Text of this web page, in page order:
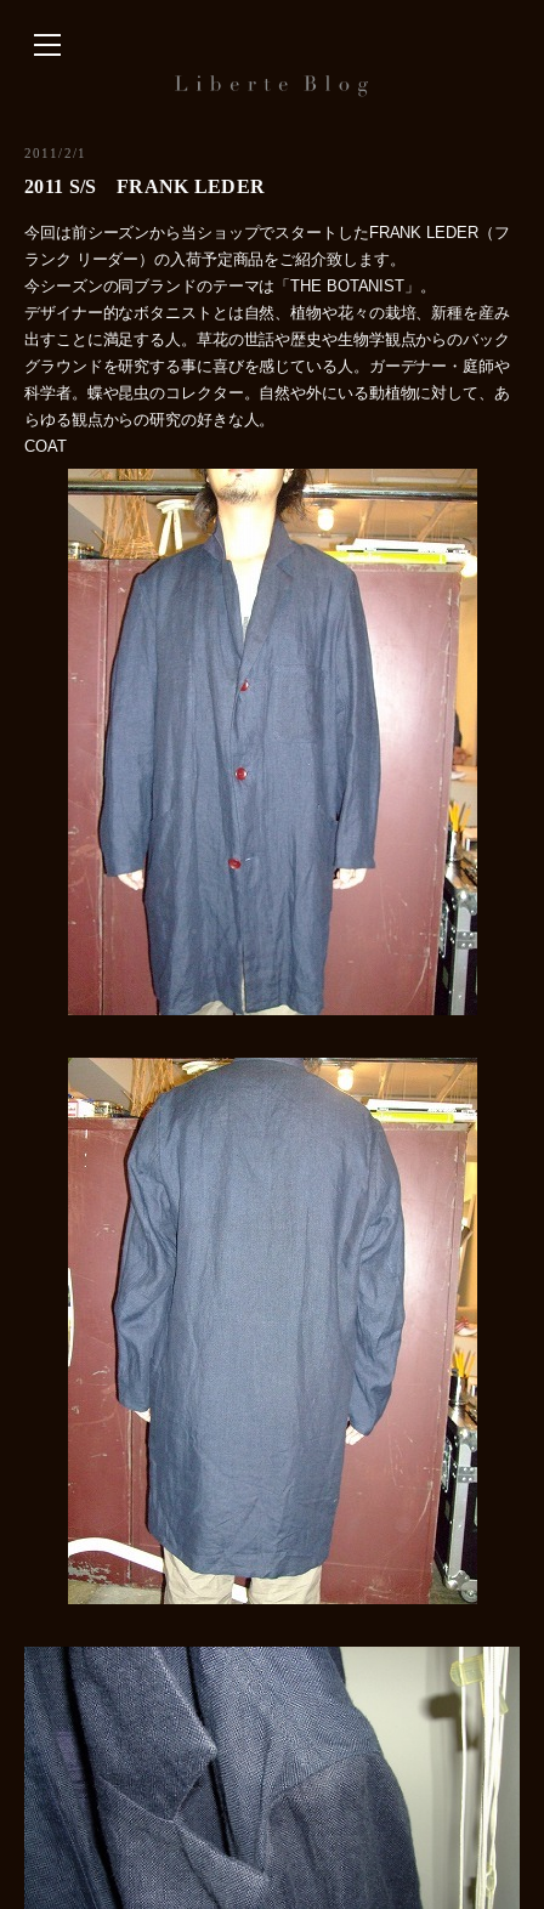
プ
2011/2/1
2011 S/S FRANK LEDER
今回は前シーズンから当ショップでスタートしたFRANK LEDER（フ
ランク リーダー）の入荷予定商品をご紹介致します。
今シーズンの同ブランドのテーマは「THE BOTANIST」。
デザイナー的なボタニストとは自然、植物や花々の栽培、新種を産み
出すことに満足する人。草花の世話や歴史や生物学観点からのバック
グラウンドを研究する事に喜びを感じている人。ガーデナー・庭師や
科学者。蝶や昆虫のコレクター。自然や外にいる動植物に対して、あ
らゆる観点からの研究の好きな人。
COAT